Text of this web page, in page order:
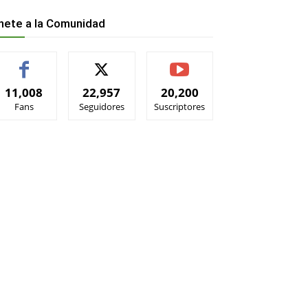
a la Comunidad
11,008
Fans
22,957
Seguidores
20,200
Suscriptores